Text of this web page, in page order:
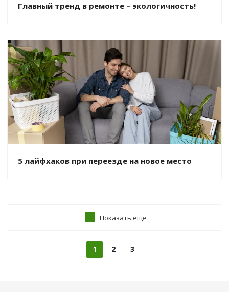
Главный тренд в ремонте – экологичность!
5 лайфхаков при переезде на новое место
Показать еще
1 2 3